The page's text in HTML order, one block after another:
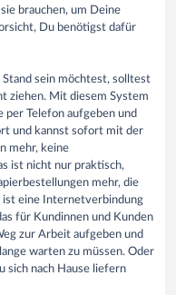
brauchen, um Deine
Du benötigst dafür
sein möchtest, solltest
ziehen. Mit diesem System
per Telefon aufgeben und
und kannst sofort mit der
mehr, keine
ist nicht nur praktisch,
mehr, die
ist eine Internetverbindung
für Kundinnen und Kunden
zur Arbeit aufgeben und
warten zu müssen. Oder
sich nach Hause liefern